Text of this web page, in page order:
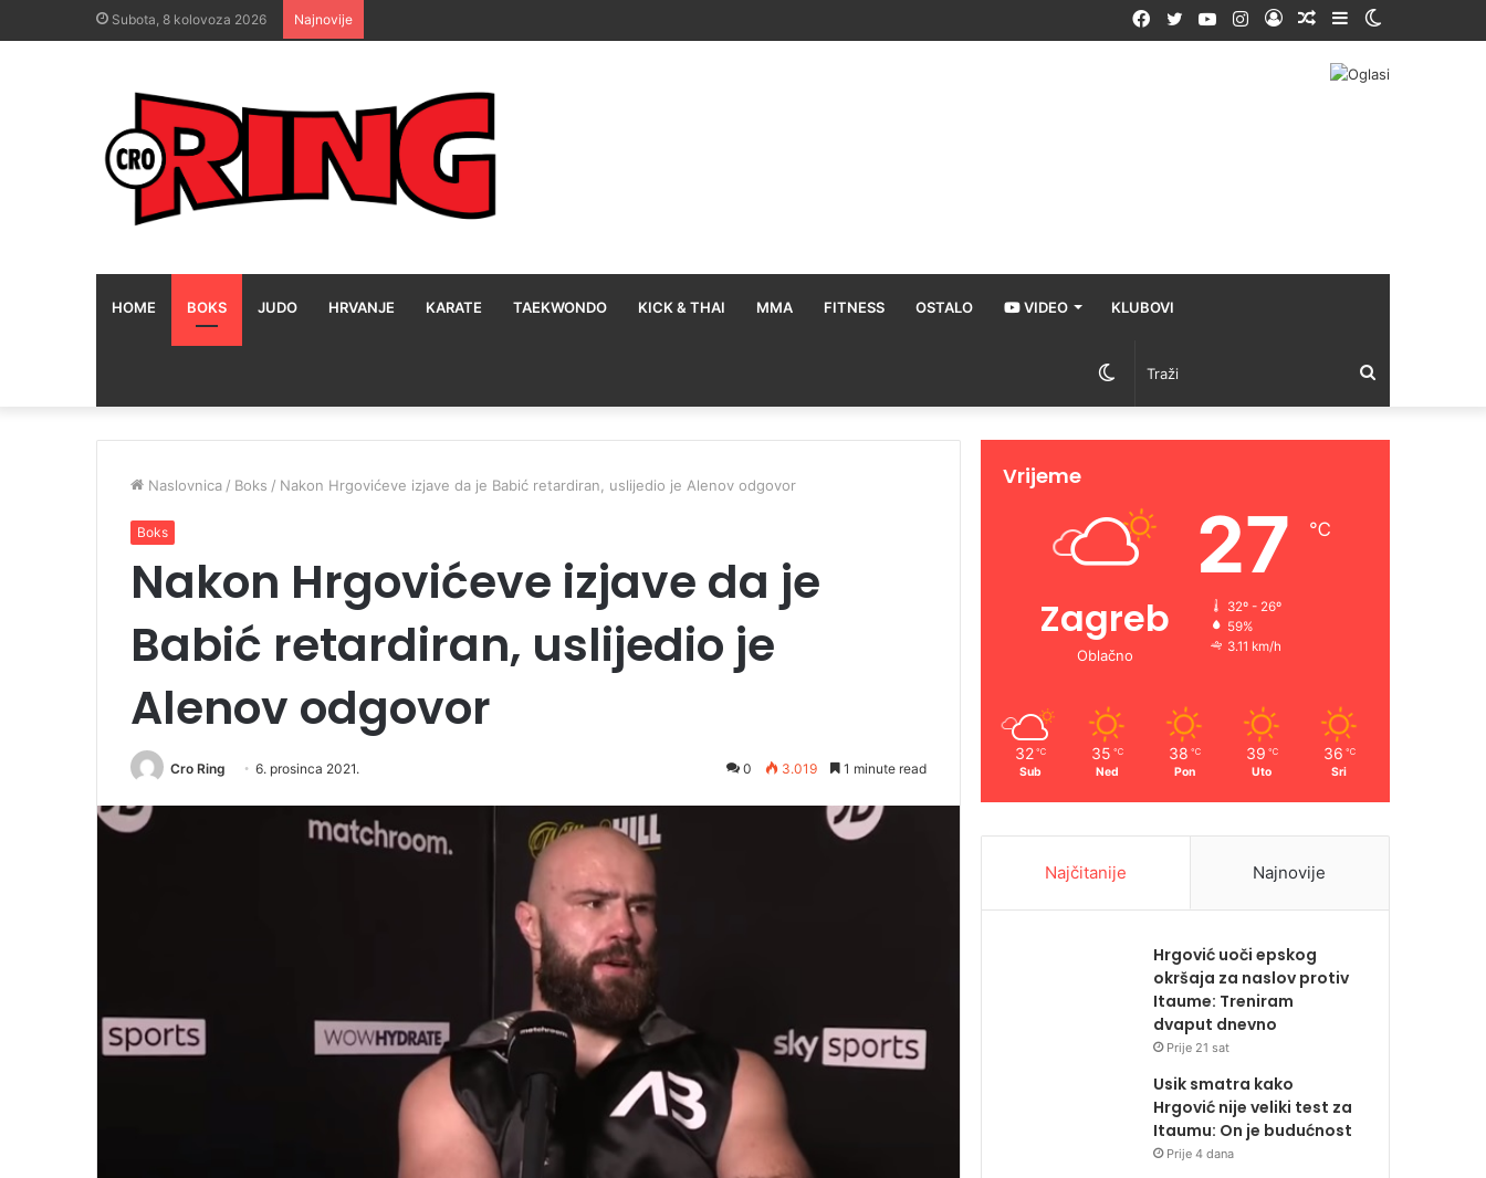
Subota, 8 kolovoza 2026 Najnovije Sidebar
Random
Prijava
Instagram
YouTube
Twitter
Facebook
HOME BOKS JUDO HRVANJE KARATE TAEKWONDO KICK & THAI MMA FITNESS OSTALO VIDEO KLUBOVI
Traži
Switch
skin
Naslovnica / Boks / Nakon Hrgovićeve izjave da je Babić retardiran, uslijedio je Alenov odgovor
Boks
Nakon Hrgovićeve izjave da je
Babić retardiran, uslijedio je
Alenov odgovor
Cro Ring 6. prosinca 2021. 0 3.019 1 minute read
Vrijeme
Zagreb
Oblačno
27 ℃
32º - 26º
59%
3.11 km/h
32 ℃
Sub
35 ℃
Ned
38 ℃
Pon
39 ℃
Uto
36 ℃
Sri
Najčitanije Najnovije
Hrgović uoči epskog
okršaja za naslov protiv
Itaume: Treniram
dvaput dnevno
Prije 21 sat
Usik smatra kako
Hrgović nije veliki test za
Itaumu: On je budućnost
Prije 4 dana